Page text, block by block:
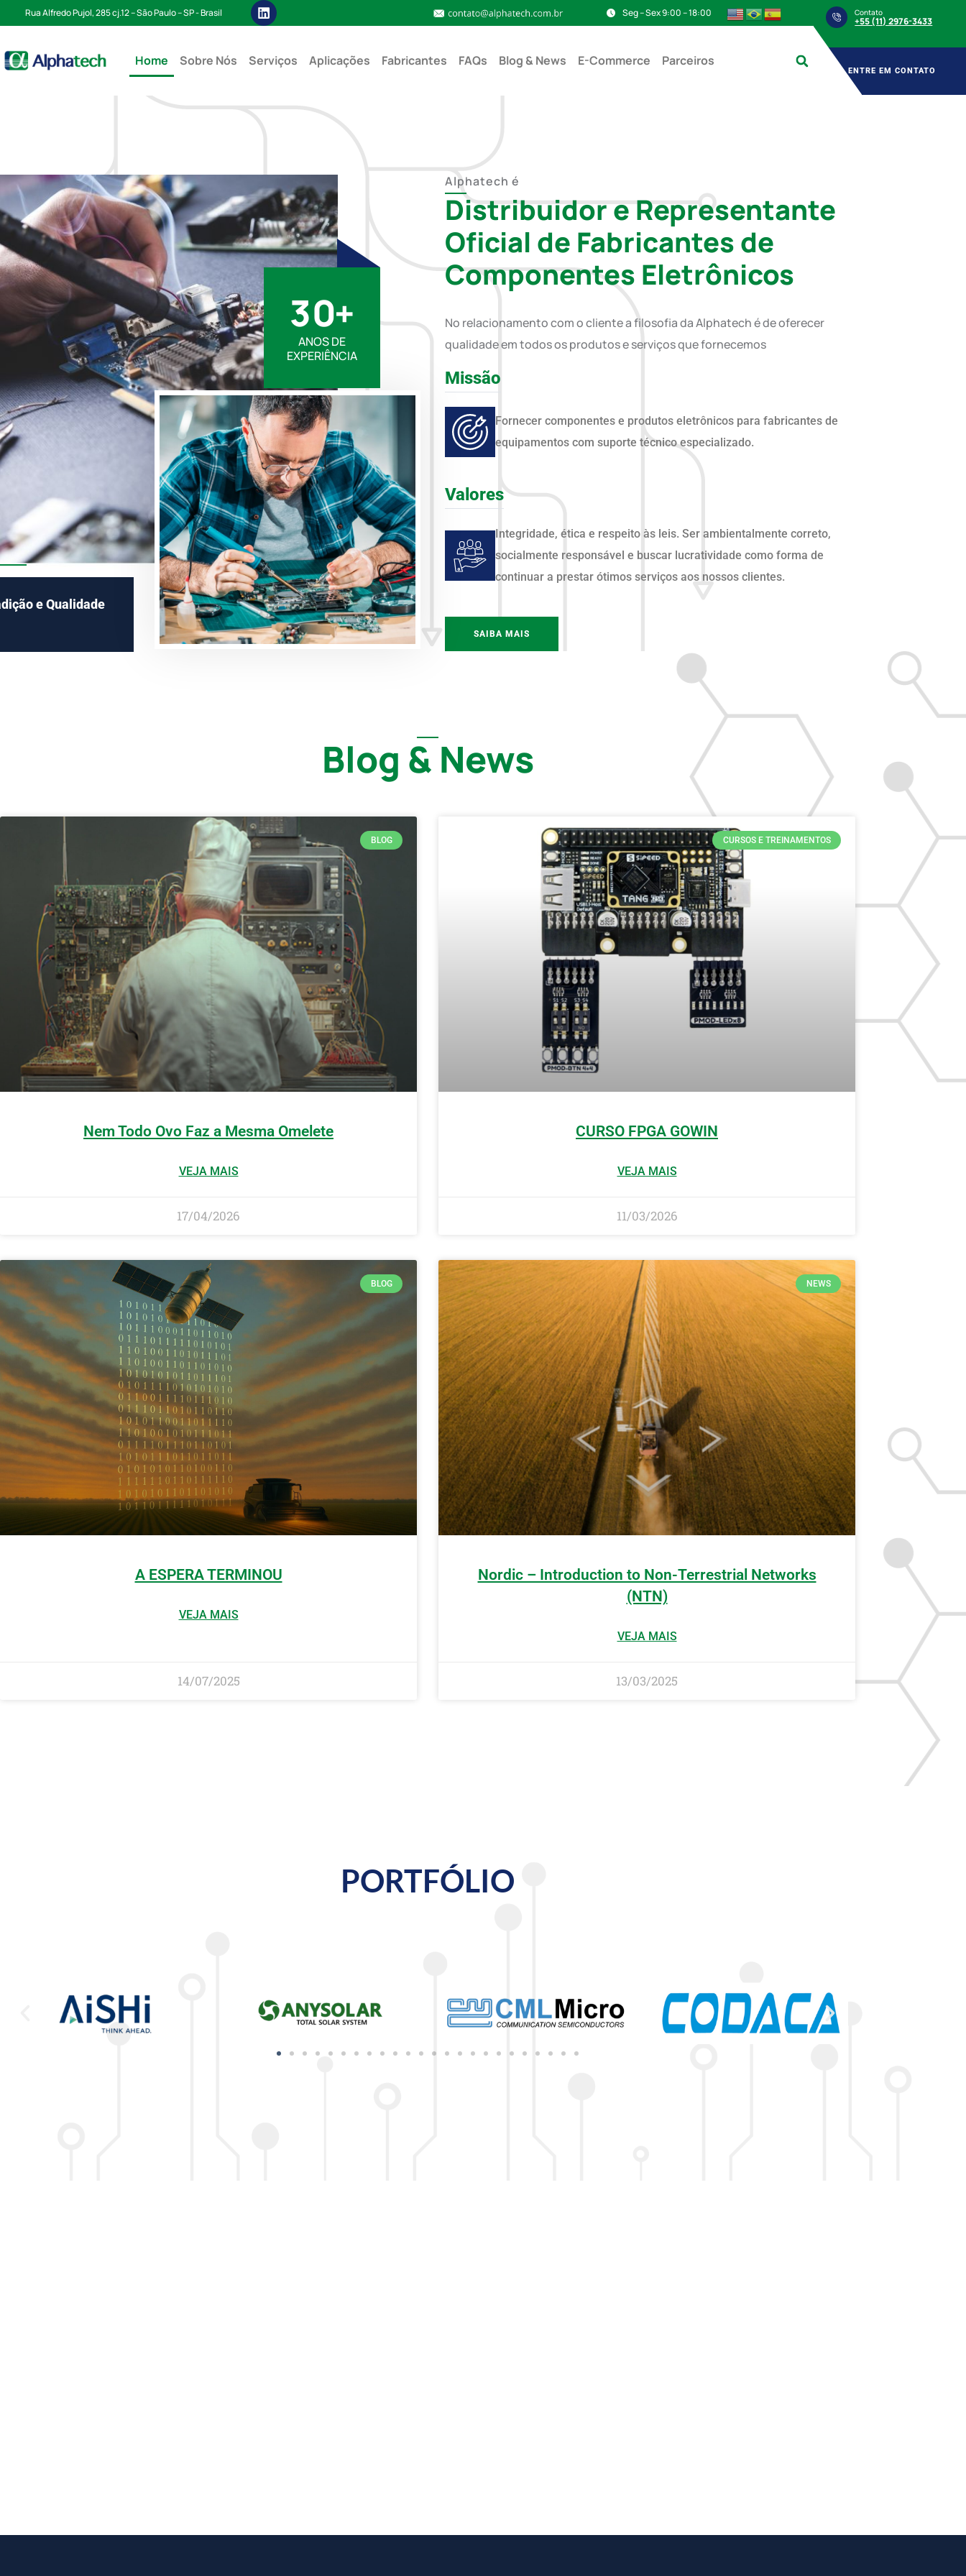
Rua Alfredo Pujol, 285 cj.12 – São Paulo – SP - Brasil Seg – Sex 9:00 – 18:00 Contato
+55 (11) 2976-3433
Home Sobre Nós Serviços Aplicações Fabricantes FAQs Blog & News E-Commerce Parceiros
ENTRE EM CONTATO
30+
ANOS DE
EXPERIÊNCIA
e Qualidade
Alphatech é
Distribuidor e Representante
Oficial de Fabricantes de
Componentes Eletrônicos
No relacionamento com o cliente a filosofia da Alphatech é de oferecer
qualidade em todos os produtos e serviços que fornecemos
Missão
Fornecer componentes e produtos eletrônicos para fabricantes de
equipamentos com suporte técnico especializado.
Valores
Integridade, ética e respeito às leis. Ser ambientalmente correto,
socialmente responsável e buscar lucratividade como forma de
continuar a prestar ótimos serviços aos nossos clientes.
SAIBA MAIS
Blog & News
BLOG
Nem Todo Ovo Faz a Mesma Omelete
VEJA MAIS
17/04/2026
CURSOS E TREINAMENTOS
CURSO FPGA GOWIN
VEJA MAIS
11/03/2026
BLOG
A ESPERA TERMINOU
VEJA MAIS
14/07/2025
NEWS
Nordic – Introduction to Non-Terrestrial Networks
(NTN)
VEJA MAIS
13/03/2025
PORTFÓLIO